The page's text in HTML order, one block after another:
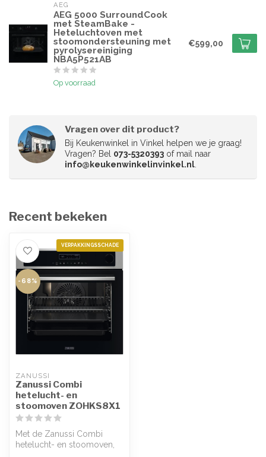
AEG
AEG 5000 SurroundCook
met SteamBake -
Heteluchtoven met
stoomondersteuning met
pyrolysereiniging
NBA5P521AB
Op voorraad
€599,00
Vragen over dit product?
Bij Keukenwinkel in Vinkel helpen we je graag!
Vragen? Bel 073-5320393 of mail naar
info@keukenwinkelinvinkel.nl.
Recent bekeken
VERPAKKINGSSCHADE
-68%
ZANUSSI
Zanussi Combi
hetelucht- en
stoomoven ZOHKS8X1
Met de Zanussi Combi
hetelucht- en stoomoven,